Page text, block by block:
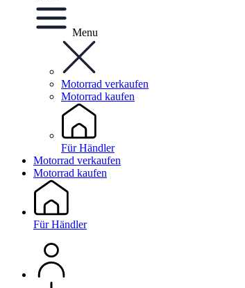
Menu
Motorrad verkaufen
Motorrad kaufen
Für Händler
Motorrad verkaufen
Motorrad kaufen
Für Händler